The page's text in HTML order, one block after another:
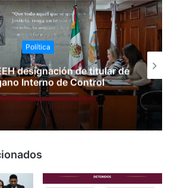
Política
designación de titular de
Interno de Control